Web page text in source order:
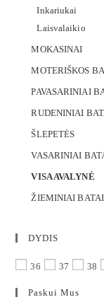
Inkariukai
Laisvalaikio
MOKASINAI
MOTERIŠKOS
PAVASARINIAI
RUDENINIAI
ŠLEPETĖS
VASARINIAI
VISA AVALYNĖ
ŽIEMINIAI
DYDIS
36 37 38
Paskui Mus